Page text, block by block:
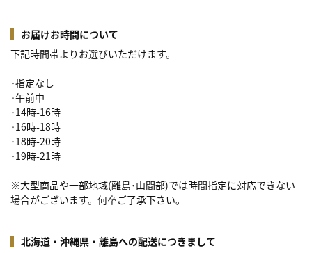
お届けお時間について
下記時間帯よりお選びいただけます。
･指定なし
･午前中
･14時-16時
･16時-18時
･18時-20時
･19時-21時
※大型商品や一部地域(離島･山間部)では時間指定に対応できない
場合がございます。何卒ご了承下さい。
北海道・沖縄県・離島への配送につきまして